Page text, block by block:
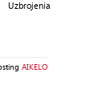
Uzbrojenia
AIKELO